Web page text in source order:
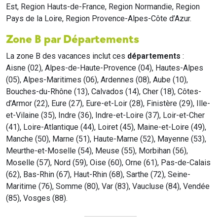
Est, Region Hauts-de-France, Region Normandie, Region
Pays de la Loire, Region Provence-Alpes-Côte d’Azur.
Zone B par Départements
La zone B des vacances inclut ces départements :
Aisne (02), Alpes-de-Haute-Provence (04), Hautes-Alpes
(05), Alpes-Maritimes (06), Ardennes (08), Aube (10),
Bouches-du-Rhône (13), Calvados (14), Cher (18), Côtes-
d’Armor (22), Eure (27), Eure-et-Loir (28), Finistère (29), Ille-
et-Vilaine (35), Indre (36), Indre-et-Loire (37), Loir-et-Cher
(41), Loire-Atlantique (44), Loiret (45), Maine-et-Loire (49),
Manche (50), Marne (51), Haute-Marne (52), Mayenne (53),
Meurthe-et-Moselle (54), Meuse (55), Morbihan (56),
Moselle (57), Nord (59), Oise (60), Orne (61), Pas-de-Calais
(62), Bas-Rhin (67), Haut-Rhin (68), Sarthe (72), Seine-
Maritime (76), Somme (80), Var (83), Vaucluse (84), Vendée
(85), Vosges (88).